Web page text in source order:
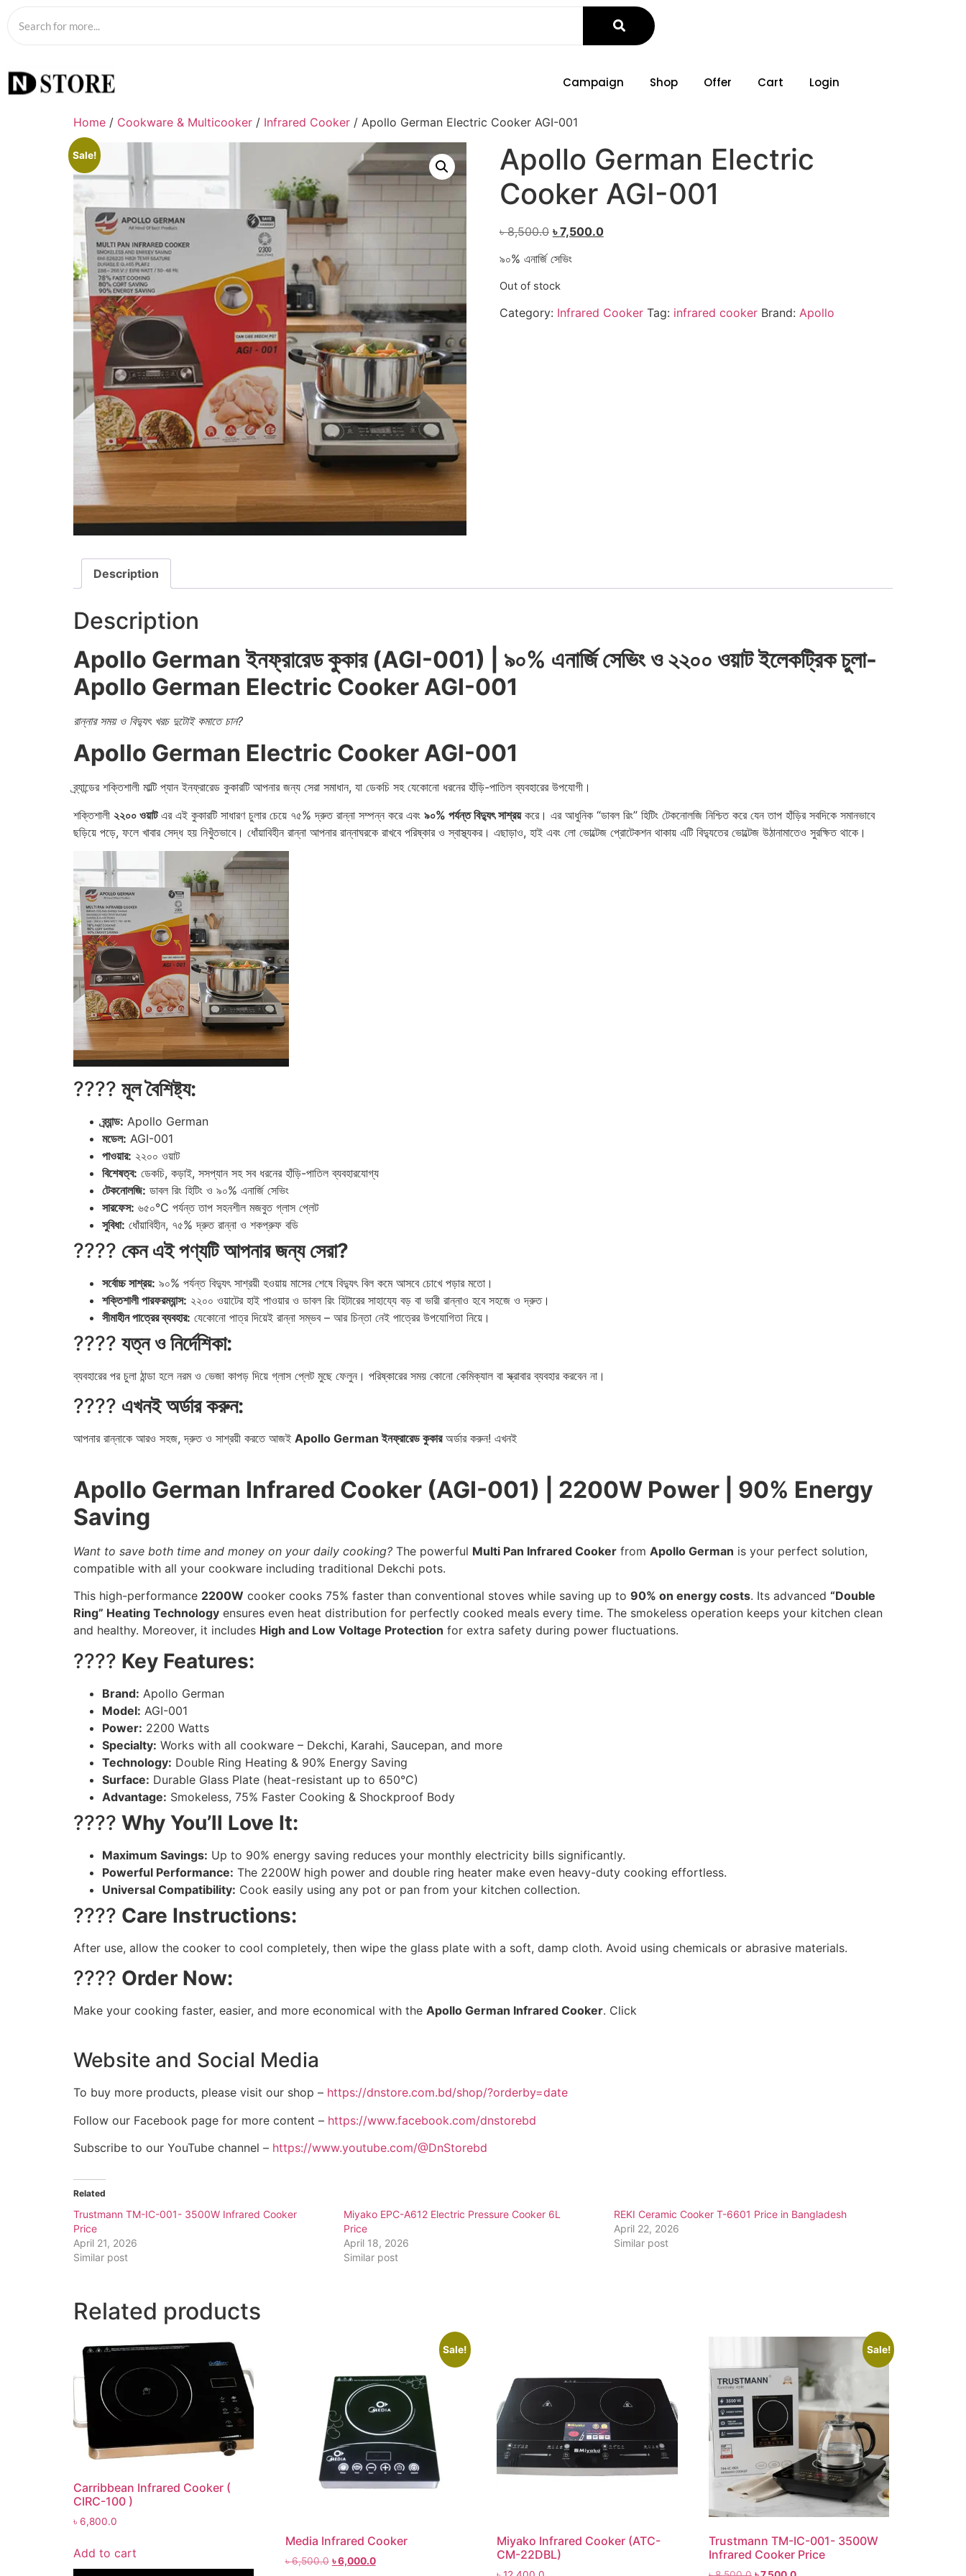
Campaign Shop Offer Cart Login
Home / Cookware & Multicooker / Infrared Cooker / Apollo German Electric Cooker AGI-001
Sale!
Apollo German Electric
Cooker AGI-001
৳8,500.0 ৳7,500.0
৯০% এনার্জি সেভিং
Out of stock
Category: Infrared Cooker Tag: infrared cooker Brand: Apollo
Description
Description
Apollo German ইনফ্রারেড কুকার (AGI-001) | ৯০% এনার্জি সেভিং ও ২২০০ ওয়াট ইলেকট্রিক চুলা-
Apollo German Electric Cooker AGI-001
রান্নার সময় ও বিদ্যুৎ খরচ দুটোই কমাতে চান?
Apollo German Electric Cooker AGI-001
ব্র্যান্ডের শক্তিশালী মাল্টি প্যান ইনফ্রারেড কুকারটি আপনার জন্য সেরা সমাধান, যা ডেকচি সহ যেকোনো ধরনের হাঁড়ি-পাতিল ব্যবহারের উপযোগী।
শক্তিশালী ২২০০ ওয়াটএর এই কুকারটি সাধারণ চুলার চেয়ে ৭৫% দ্রুত রান্না সম্পন্ন করে এবং ৯০% পর্যন্ত বিদ্যুৎ সাশ্রয়করে। এর আধুনিক “ডাবল রিং” হিটিং টেকনোলজি নিশ্চিত করে যেন তাপ হাঁড়ির সবদিকে সমানভাবে
ছড়িয়ে পড়ে, ফলে খাবার সেদ্ধ হয় নিখুঁতভাবে। ধোঁয়াবিহীন রান্না আপনার রান্নাঘরকে রাখবে পরিষ্কার ও স্বাস্থ্যকর। এছাড়াও, হাই এবং লো ভোল্টেজ প্রোটেকশন থাকায় এটি বিদ্যুতের ভোল্টেজ উঠানামাতেও সুরক্ষিত থাকে।
???? মূল বৈশিষ্ট্য:
ব্র্যান্ড: Apollo German
মডেল: AGI-001
পাওয়ার: ২২০০ ওয়াট
বিশেষত্ব: ডেকচি, কড়াই, সসপ্যান সহ সব ধরনের হাঁড়ি-পাতিল ব্যবহারযোগ্য
টেকনোলজি: ডাবল রিং হিটিং ও ৯০% এনার্জি সেভিং
সারফেস: ৬৫০°C পর্যন্ত তাপ সহনশীল মজবুত গ্লাস প্লেট
সুবিধা: ধোঁয়াবিহীন, ৭৫% দ্রুত রান্না ও শকপ্রুফ বডি
???? কেন এই পণ্যটি আপনার জন্য সেরা?
সর্বোচ্চ সাশ্রয়: ৯০% পর্যন্ত বিদ্যুৎ সাশ্রয়ী হওয়ায় মাসের শেষে বিদ্যুৎ বিল কমে আসবে চোখে পড়ার মতো।
শক্তিশালী পারফরম্যান্স: ২২০০ ওয়াটের হাই পাওয়ার ও ডাবল রিং হিটারের সাহায্যে বড় বা ভারী রান্নাও হবে সহজে ও দ্রুত।
সীমাহীন পাত্রের ব্যবহার: যেকোনো পাত্র দিয়েই রান্না সম্ভব – আর চিন্তা নেই পাত্রের উপযোগিতা নিয়ে।
???? যত্ন ও নির্দেশিকা:
ব্যবহারের পর চুলা ঠান্ডা হলে নরম ও ভেজা কাপড় দিয়ে গ্লাস প্লেট মুছে ফেলুন। পরিষ্কারের সময় কোনো কেমিক্যাল বা স্ক্রাবার ব্যবহার করবেন না।
???? এখনই অর্ডার করুন:
আপনার রান্নাকে আরও সহজ, দ্রুত ও সাশ্রয়ী করতে আজই Apollo German ইনফ্রারেড কুকারঅর্ডার করুন! এখনই
Apollo German Infrared Cooker (AGI-001) | 2200W Power | 90% Energy
Saving
Want to save both time and money on your daily cooking? The powerful Multi Pan Infrared Cooker from Apollo German is your perfect solution,
compatible with all your cookware including traditional Dekchi pots.
This high-performance 2200W cooker cooks 75% faster than conventional stoves while saving up to 90% on energy costs. Its advanced “Double
Ring” Heating Technology ensures even heat distribution for perfectly cooked meals every time. The smokeless operation keeps your kitchen clean
and healthy. Moreover, it includes High and Low Voltage Protection for extra safety during power fluctuations.
???? Key Features:
Brand: Apollo German
Model: AGI-001
Power: 2200 Watts
Specialty: Works with all cookware – Dekchi, Karahi, Saucepan, and more
Technology: Double Ring Heating & 90% Energy Saving
Surface: Durable Glass Plate (heat-resistant up to 650°C)
Advantage: Smokeless, 75% Faster Cooking & Shockproof Body
???? Why You’ll Love It:
Maximum Savings: Up to 90% energy saving reduces your monthly electricity bills significantly.
Powerful Performance: The 2200W high power and double ring heater make even heavy-duty cooking effortless.
Universal Compatibility: Cook easily using any pot or pan from your kitchen collection.
???? Care Instructions:
After use, allow the cooker to cool completely, then wipe the glass plate with a soft, damp cloth. Avoid using chemicals or abrasive materials.
???? Order Now:
Make your cooking faster, easier, and more economical with the Apollo German Infrared Cooker. Click
Website and Social Media
To buy more products, please visit our shop – https://dnstore.com.bd/shop/?orderby=date
Follow our Facebook page for more content – https://www.facebook.com/dnstorebd
Subscribe to our YouTube channel – https://www.youtube.com/@DnStorebd
Related
Trustmann TM-IC-001- 3500W Infrared Cooker
Price
April 21, 2026
Similar post
Miyako EPC-A612 Electric Pressure Cooker 6L
Price
April 18, 2026
Similar post
REKI Ceramic Cooker T-6601 Price in Bangladesh
April 22, 2026
Similar post
Related products
Carribbean Infrared Cooker (
CIRC-100 )
৳ 6,800.0
Add to cart
Sale!
Media Infrared Cooker
৳6,500.0 ৳6,000.0
Miyako Infrared Cooker (ATC-
CM-22DBL)
Sale!
Trustmann TM-IC-001- 3500W
Infrared Cooker Price